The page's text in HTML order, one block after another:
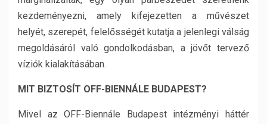
kezdeményezni, amely kifejezetten a művészet
helyét, szerepét, felelősségét kutatja a jelenlegi válság
megoldásáról való gondolkodásban, a jövőt tervező
víziók kialakításában.
MIT BIZTOSÍT OFF-BIENNÁLE BUDAPEST?
Mivel az OFF-Biennále Budapest intézményi háttér